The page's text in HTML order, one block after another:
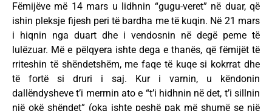
Fëmijëve më 14 mars u lidhnin “gugu-veret” në duar, që
ishin pleksje fijesh peri të bardha me të kuqin. Në 21 mars
i hiqnin nga duart dhe i vendosnin në degë peme të
lulëzuar. Më e pëlqyera ishte dega e thanës, që fëmijët të
rriteshin të shëndetshëm, me faqe të kuqe si kokrrat dhe
të fortë si druri i saj. Kur i varnin, u këndonin
dallëndysheve t’i merrnin ato e “t’i hidhnin në det, t’i sillnin
një okë shëndet” (oka ishte peshë pak më shumë se një